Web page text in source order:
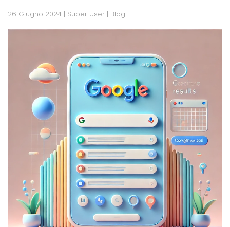
26 Giugno 2024 | Super User | Blog